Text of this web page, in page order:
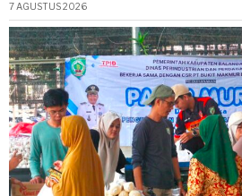
7 AGUSTUS 2026